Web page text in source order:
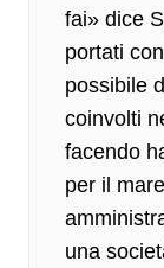
fai» dice
portati
possibile
coinvolti
facendo
per il
una